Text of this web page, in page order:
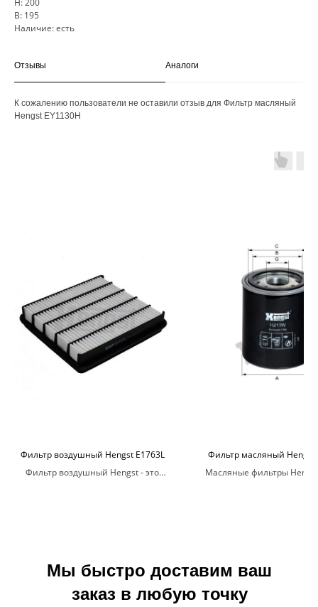
H: 200
B: 195
Наличие: есть
Отзывы Аналоги
К сожалению пользователи не оставили отзыв для Фильтр масляный
Hengst EY1130H
Фильтр воздушный Hengst E1763L
Фильтр воздушный Hengst - это
Фильтр масляный Hengst
Масляные фильтры
Мы быстро доставим ваш
заказ в любую точку